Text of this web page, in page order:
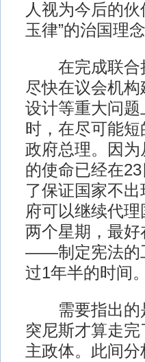
人视为今后的
玉律”的治国理
在完成联合执
尽快在议会机
设计等重大问
时，在尽可能
政府总理。因
的使命已经在
了保证国家不出
府可以继续代
两个星期，最
——制定宪法的
过1年半的时间。
需要指出的是
突尼斯才算走
主政体。此间